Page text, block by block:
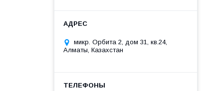
микр. Орбита 2, дом 31, кв.24,
Алматы, Казахстан